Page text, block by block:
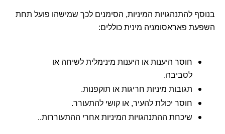
בנוסף להתנהגויות המיניות, הסימנים לכך שמישהו פועל תחת
השפעת פאראסומניה מינית כוללים:
חוסר היענות או היענות מינימלית לשיחה או
לסביבה.
תגובות מיניות חריגות או תוקפנות.
חוסר יכולת להעיר, או קושי להתעורר.
שיכחת ההתנהגויות המיניות אחרי ההתעוררות..